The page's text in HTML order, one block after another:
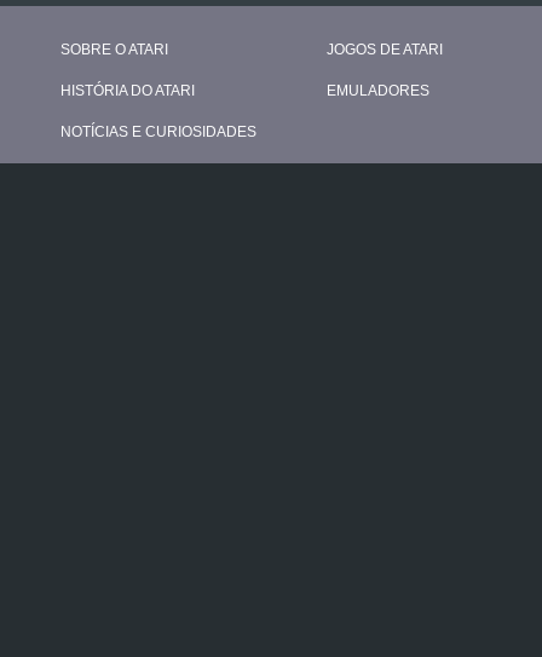
SOBRE O ATARI
HISTÓRIA DO ATARI
NOTÍCIAS E CURIOSIDADES
JOGOS DE ATARI
EMULADORES